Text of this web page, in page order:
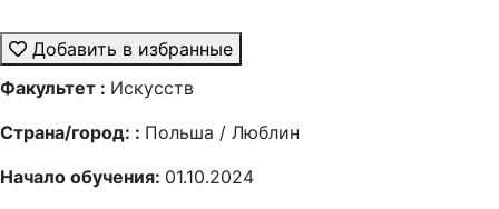
Добавить в избранные
Факультет : Искусств
Страна/город: : Польша / Люблин
Начало обучения: 01.10.2024